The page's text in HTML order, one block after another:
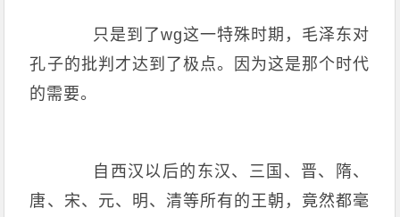
只是到了wg这一特殊时期，毛泽东对
孔子的批判才达到了极点。因为这是那个时代
的需要。
自西汉以后的东汉、三国、晋、隋、
唐、宋、元、明、清等所有的王朝，竟然都毫